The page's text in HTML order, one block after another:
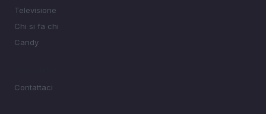
Televisione
Chi si fa chi
Candy
Contattaci